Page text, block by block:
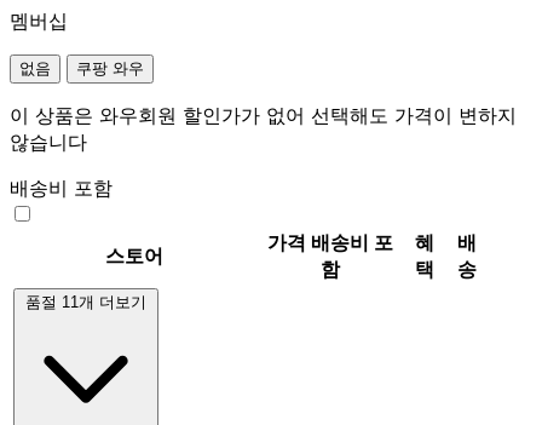
멤버십
없음 쿠팡 와우
이 상품은 와우회원 할인가가 없어 선택해도 가격이 변하지
않습니다
배송비 포함
스토어
가격 배송비 포
함
혜
택
배
송
품절 11개 더보기